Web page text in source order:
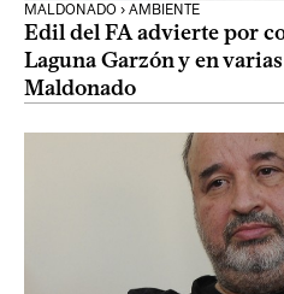
MALDONADO › AMBIENTE
Edil del FA advierte por
Laguna Garzón y en
Maldonado